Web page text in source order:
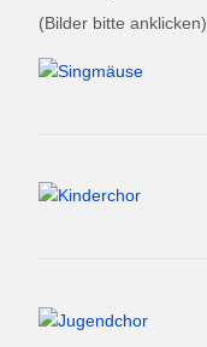
(Bilder bitte anklicken)